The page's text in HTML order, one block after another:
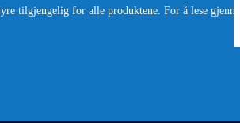
tilgjengelig for alle produktene. For å lese